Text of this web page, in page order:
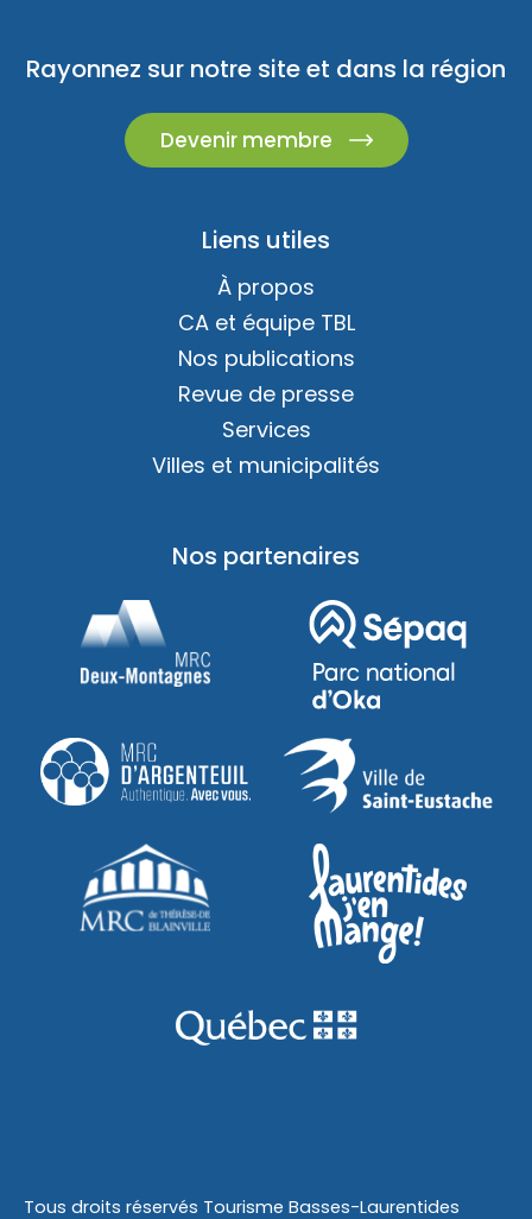
Rayonnez sur notre site et dans la région
Devenir membre
Liens utiles
À propos
CA et équipe TBL
Nos publications
Revue de presse
Services
Villes et municipalités
Nos partenaires
Tous droits réservés Tourisme Basses-Laurentides